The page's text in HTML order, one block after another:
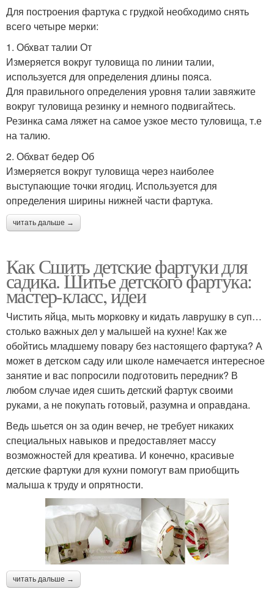
Для построения фартука с грудкой необходимо снять
всего четыре мерки:
1. Обхват талии От
Измеряется вокруг туловища по линии талии,
используется для определения длины пояса.
Для правильного определения уровня талии завяжите
вокруг туловища резинку и немного подвигайтесь.
Резинка сама ляжет на самое узкое место туловища, т.е
на талию.
2. Обхват бедер Об
Измеряется вокруг туловища через наиболее
выступающие точки ягодиц. Используется для
определения ширины нижней части фартука.
читать дальше →
Как Сшить детские фартуки для
садика. Шитье детского фартука:
мастер-класс, идеи
Чистить яйца, мыть морковку и кидать лаврушку в суп…
столько важных дел у малышей на кухне! Как же
обойтись младшему повару без настоящего фартука? А
может в детском саду или школе намечается интересное
занятие и вас попросили подготовить передник? В
любом случае идея сшить детский фартук своими
руками, а не покупать готовый, разумна и оправдана.
Ведь шьется он за один вечер, не требует никаких
специальных навыков и предоставляет массу
возможностей для креатива. И конечно, красивые
детские фартуки для кухни помогут вам приобщить
малыша к труду и опрятности.
читать дальше →